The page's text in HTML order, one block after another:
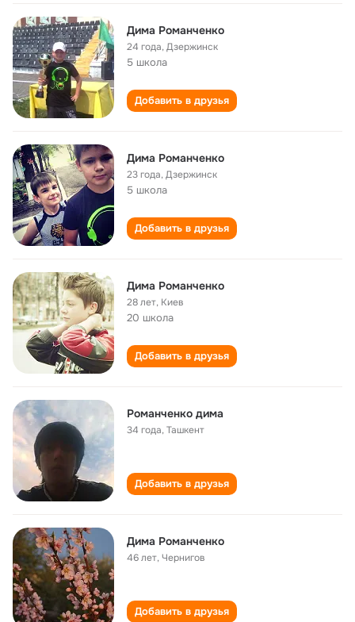
Дима Романченко
24 года,Дзержинск
5 школа
Добавить в друзья
Дима Романченко
23 года,Дзержинск
5 школа
Добавить в друзья
Дима Романченко
28 лет, Киев
20 школа
Добавить в друзья
Романченко дима
34 года,Ташкент
Добавить в друзья
Дима Романченко
46 лет,Чернигов
Добавить в друзья